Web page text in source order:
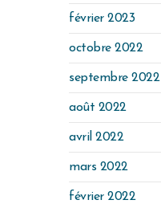
février 2023
octobre 2022
septembre 2022
août 2022
avril 2022
mars 2022
février 2022